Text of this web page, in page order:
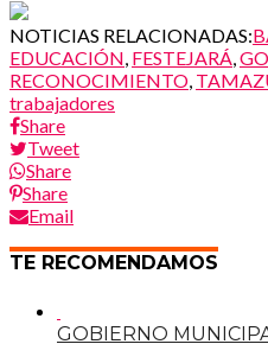
NOTICIAS RELACIONADAS:
EDUCACIÓN FESTEJARÁ
RECONOCIMIENTO
trabajadores
Share
Tweet
Share
Share
Email
TE RECOMENDAMOS
GOBIERNO